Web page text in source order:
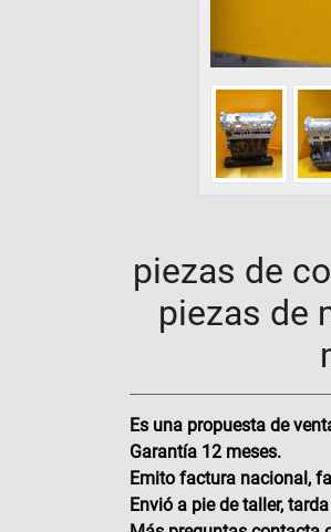
piezas de
piezas de
Es una propuesta de
Garantía 12 meses.
Emito factura nacional,
Envió a pie de taller,